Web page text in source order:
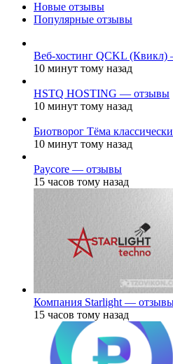
Новые отзывы
Популярные отзывы
Веб-хостинг QCKL
10 минут тому назад
HSTQ HOSTING — отзывы
10 минут тому назад
Биотворог Тёма
10 минут тому назад
Paycore — отзывы
15 часов тому назад
Компания Starlight —
15 часов тому назад